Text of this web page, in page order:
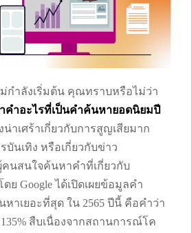
ำลังเริ่มต้น คุณทราบหรือไม่ว่า
คำอะไรที่เป็นคำค้นหายอดนิยมปี
าเศร้าเกี่ยวกับการสูญเสียมาก
บันเทิง หรือเกี่ยวกับข่าว
นสนใจค้นหาคำที่เกี่ยวกับ
ย Google ได้เปิดเผยข้อมูลคำ
าเยอะที่สุด ใน 2565 ปีนี้ คือคำว่า
สืบเนื่องจากสถานการณ์โค